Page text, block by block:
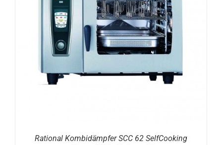
DETAILS
Rational Kombidämpfer SCC 62 SelfCooking